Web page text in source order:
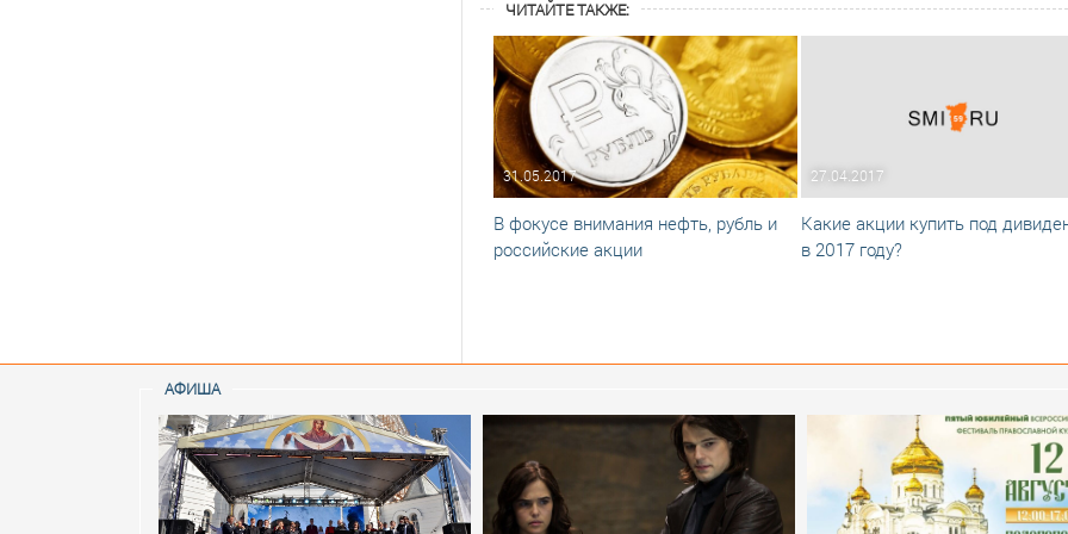
ЧИТАЙТЕ ТАКЖЕ:
31.05.2017
В фокусе внимания нефть, рубль и
российские акции
27.04.2017
Какие акции купить под
в 2017 году?
АФИША